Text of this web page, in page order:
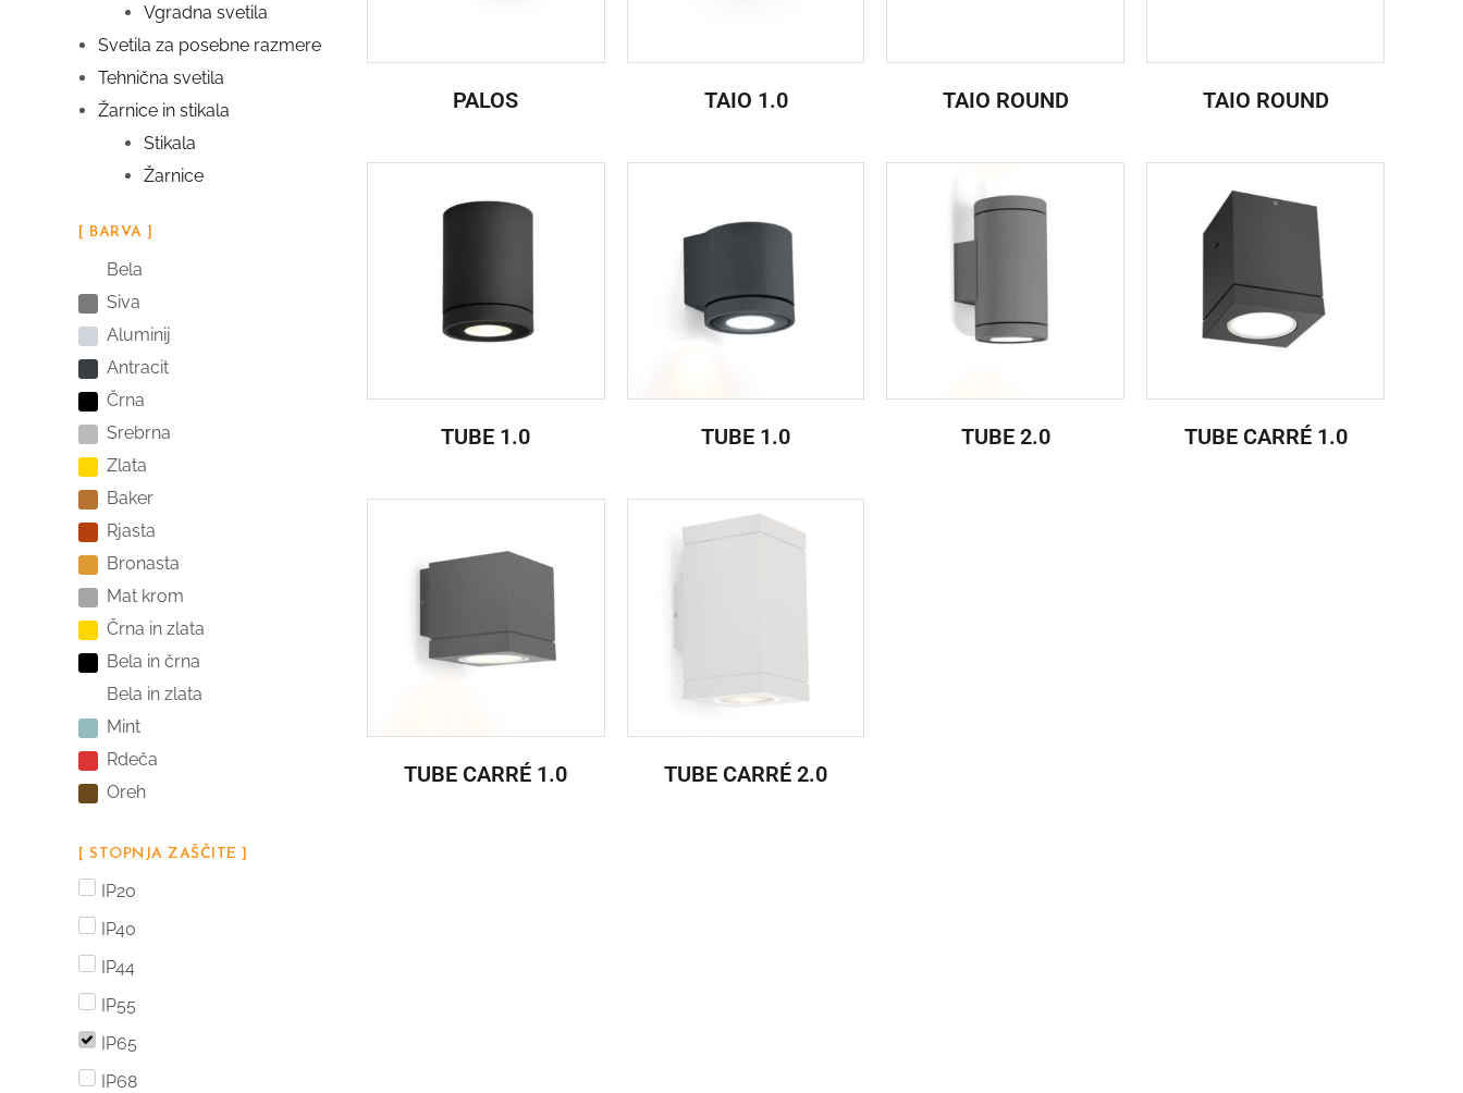
Vgradna svetila
Svetila za posebne razmere
Tehnična svetila
Žarnice in stikala
Stikala
Žarnice
[ BARVA ]
Bela
Siva
Aluminij
Antracit
Črna
Srebrna
Zlata
Baker
Rjasta
Bronasta
Mat krom
Črna in zlata
Bela in črna
Bela in zlata
Mint
Rdeča
Oreh
[ STOPNJA ZAŠČITE ]
IP20
IP40
IP44
IP55
IP65
IP68
PALOS TAIO 1.0 TAIO ROUND TAIO ROUND
TUBE 1.0 TUBE 1.0 TUBE 2.0 TUBE CARRÉ 1.0
TUBE CARRÉ 1.0 TUBE CARRÉ 2.0